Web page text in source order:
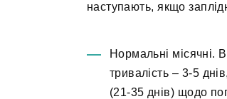
наступають, якщо
Нормальні місячні.
тривалість – 3-5
(21-35 днів) щодо